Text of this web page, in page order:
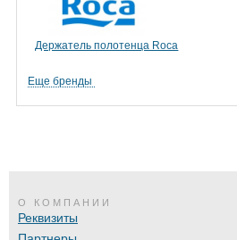
Держатель полотенца Roca
Еще бренды
О КОМПАНИИ
Реквизиты